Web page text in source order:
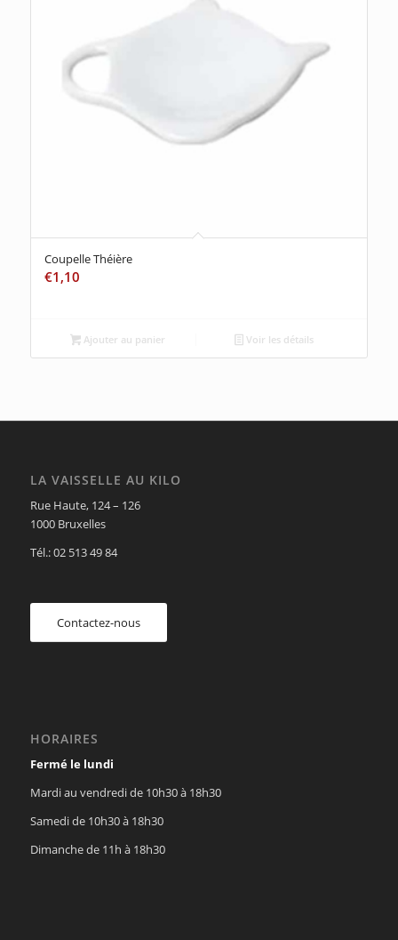
Coupelle Théière
€1,10
Ajouter au panier Voir les détails
LA VAISSELLE AU KILO
Rue Haute, 124 – 126
1000 Bruxelles
Tél.: 02 513 49 84
Contactez-nous
HORAIRES
Fermé le lundi
Mardi au vendredi de 10h30 à 18h30
Samedi de 10h30 à 18h30
Dimanche de 11h à 18h30